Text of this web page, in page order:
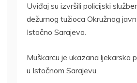
Uviđaj su izvršili policijski
dežurnog tužioca Okružnog
Istočno Sarajevo.
Muškarcu je ukazana ljekarska
u Istočnom Sarajevu.